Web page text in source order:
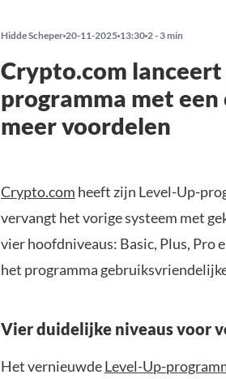
Hidde Scheper 20-11-2025 13:30 2 - 3 min
Crypto.com
programma met
meer voordelen
Crypto.com heeft zijn Level-Up-
vervangt het vorige systeem met
vier hoofdniveaus: Basic, Plus,
het programma
Vier duidelijke niveaus voor
Het vernieuwdeLevel-Up-